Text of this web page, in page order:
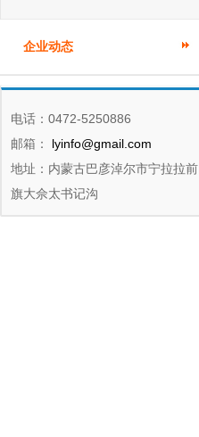
企业动态
电话：0472-5250886
邮箱：
lyinfo@gmail.com
地址：内蒙古巴彦淖尔市宁拉拉前
旗大佘太书记沟